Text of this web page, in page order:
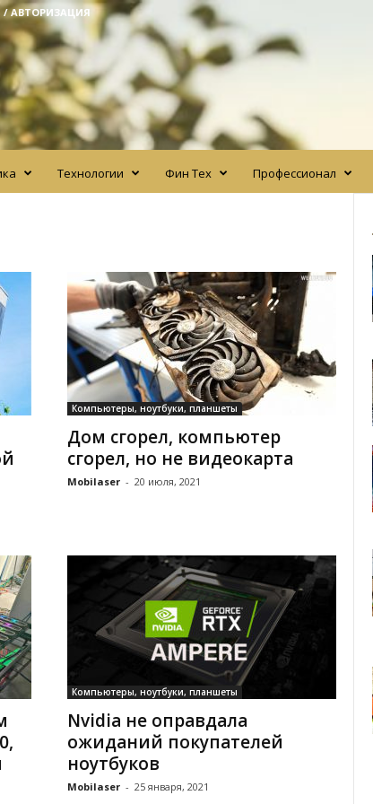
/ АВТОРИЗАЦИЯ
Технологии Фин Тех Профессионал
Компьютеры, ноутбуки, планшеты
Дом сгорел, компьютер
сгорел, но не видеокарта
Mobilaser - 20 июля, 2021
Компьютеры, ноутбуки, планшеты
Nvidia не оправдала
ожиданий покупателей
ноутбуков
Mobilaser - 25 января, 2021